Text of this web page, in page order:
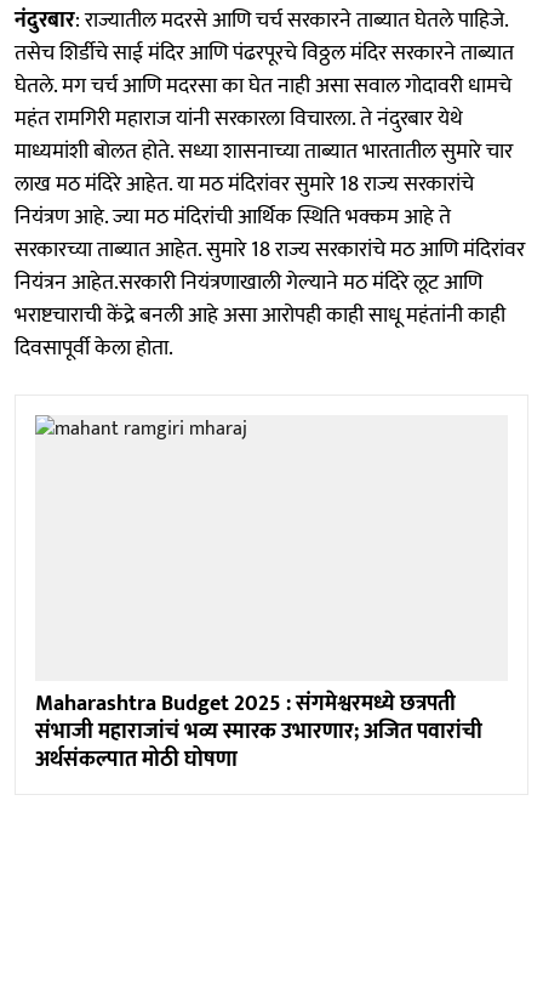
नंदुरबार: राज्यातील मदरसे आणि चर्च सरकारने ताब्यात घेतले पाहिजे.
तसेच शिर्डीचे साई मंदिर आणि पंढरपूरचे विठ्ठल मंदिर सरकारने ताब्यात
घेतले. मग चर्च आणि मदरसा का घेत नाही असा सवाल गोदावरी धामचे
महंत रामगिरी महाराज यांनी सरकारला विचारला. ते नंदुरबार येथे
माध्यमांशी बोलत होते. सध्या शासनाच्या ताब्यात भारतातील सुमारे चार
लाख मठ मंदिरे आहेत. या मठ मंदिरांवर सुमारे 18 राज्य सरकारांचे
नियंत्रण आहे. ज्या मठ मंदिरांची आर्थिक स्थिति भक्कम आहे ते
सरकारच्या ताब्यात आहेत. सुमारे 18 राज्य सरकारांचे मठ आणि मंदिरांवर
नियंत्रन आहेत.सरकारी नियंत्रणाखाली गेल्याने मठ मंदिरे लूट आणि
भराष्टचाराची केंद्रे बनली आहे असा आरोपही काही साधू महंतांनी काही
दिवसापूर्वी केला होता.
Maharashtra Budget 2025 : संगमेश्वरमध्ये छत्रपती
संभाजी महाराजांचं भव्य स्मारक उभारणार; अजित पवारांची
अर्थसंकल्पात मोठी घोषणा